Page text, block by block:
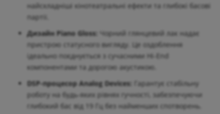
найскладніші кінотеатральні ефекти та глибокі басові
партії.
Дизайн Piano Gloss: Чорний глянцевий лак надає
пристрою статусного вигляду. Це оздоблення
ідеально поєднується з сучасними Hi-End
компонентами та дорогою акустикою.
DSP-процесор Analog Devices:
Гарантує стабільну
роботу на будь-яких рівнях гучності, забезпечуючи
глибокий бас від 19 Гц без найменших спотворень.